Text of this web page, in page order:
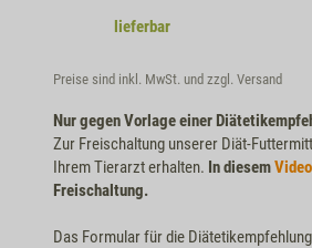
lieferbar
Preise sind inkl. MwSt. und zzgl. Versand
Nur gegen Vorlage einer
Zur Freischaltung unserer Diät-
Ihrem Tierarzt erhalten. In diesemVideo
Freischaltung.
Das Formular für die